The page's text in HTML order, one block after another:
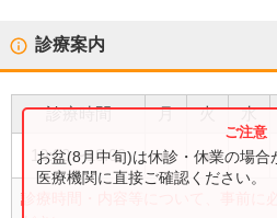
診療案内
診療時間 月 火 水
10:00〜18:00 ● ● ●
診療時間・内容等について、事前に
お盆(8月中旬)は休診・休業の場
医療機関に直接ご確認ください。